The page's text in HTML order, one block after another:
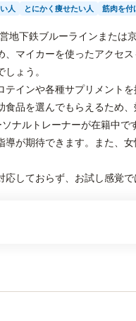
人 とにかく痩せたい人 筋肉を付
地下鉄ブルーラインまた
、マイカーを使ったアクセ
ょう。
テインや各種サプリメント
食品を選んでもらえるため
ソナルトレーナーが在籍中
導が期待できます。また、
しておらず、お試し感覚で